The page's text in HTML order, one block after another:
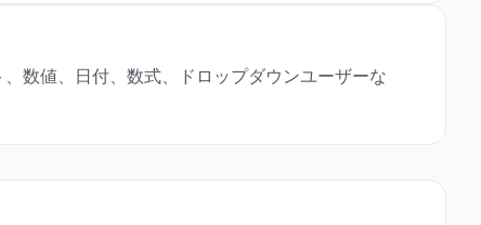
数値、日付、数式、ドロップダウンユーザーな